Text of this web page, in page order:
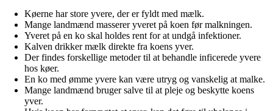
Køerne har store yvere, der er fyldt med mælk.
Mange landmænd masserer yveret på koen før malkningen.
Yveret på en ko skal holdes rent for at undgå infektioner.
Kalven drikker mælk direkte fra koens yver.
Der findes forskellige metoder til at behandle inficerede yvere
hos køer.
En ko med ømme yvere kan være utryg og vanskelig at malke.
Mange landmænd bruger salve til at pleje og beskytte koens
yver.